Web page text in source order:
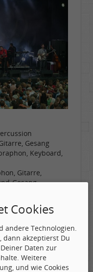
Gesang
Keyboard,
Gitarre,
Gesang
Show:
Cookies
andere Technologien.
dann akzeptierst Du
Daten zur
Weitere
und wie Cookies